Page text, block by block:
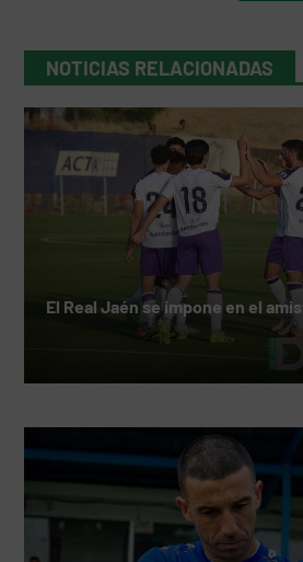
NOTICIAS RELACIONADAS
El Real Jaén se impone en el